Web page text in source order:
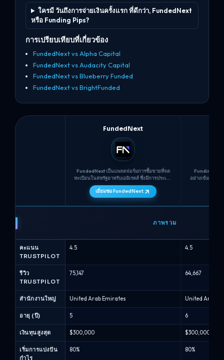
ใครมี วันถึงการจ่ายเงินครั้งแรก ที่ดีกว่า, FundedNext
หรือ Funding Pips?
การเปรียบเทียบที่เกี่ยวข้อง
FundedNext vs Alpha Capital
FundedNext vs Audacity Capital
FundedNext vs Blueberry Funded
FundedNext vs BrightFunded
เทียบ
กับ
Funding
Pips
การ
เปรียบ
เทียบ
โปรพ
2026)
FundedNext
FundedNext เป็นแพลตฟอร์มการซื้อขายที่จด
ทะเบียนในสหรัฐอาหรับเอมิเรตส์ ซึ่งมีการประเมิน
Stellar 1-Step, Stellar 2-Step, Stellar Lite
รวมถึงการจัดหาเงินทุนทันที Stellar มันรวมกฎ
การลดลงตามยอดคงเหลือ การเข้าถึง
MT4/MT5/cTrader/Match-Trader (รองรับ
ปันรางวัลสูงสุดถึง 95% (พร้อมส่วนเสริม) สำหรับ
ๆ โดยมีการจัดสรรเงินทุนสูงสุด $300,000 ต่อผู้
เยี่ยมชม FundedNext
Funding
อย่างเข้มข้น โด
ว่ามันเหมาะกับ
ภาพรวม
คะแนน
TRUSTPILOT
4.5 4.5
รีวิว
TRUSTPILOT
75,147 64,667
สำนักงานใหญ่ United Arab Emirates United Arab
อายุ (ปี) 5 6
เงินทุนสูงสุด $300,000 $300,000
เริ่มการแบ่งปัน
กำไร
80% 80%